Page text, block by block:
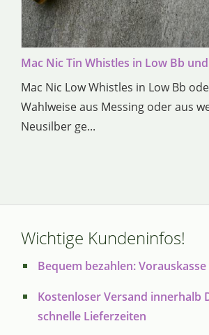
Mac Nic Tin Whistles in Low Bb
Mac Nic Low Whistles in Low Bb
Wahlweise aus Messing oder aus
Neusilber ge...
Wichtige Kundeninfos!
Bequem bezahlen:
Kostenloser Versand innerhalb
schnelle Lieferzeiten